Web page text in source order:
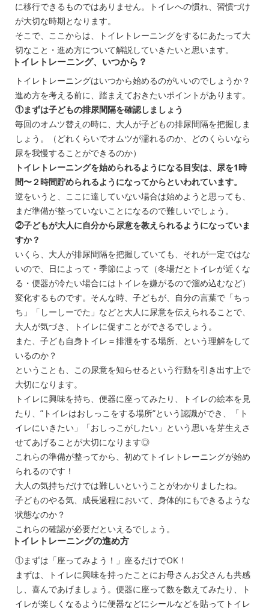
に移行できるものではありません。トイレへの慣れ、習慣づけ
が大切な時期となります。
そこで、ここからは、トイレトレーニングをするにあたって大
切なこと・進め方について解説していきたいと思います。
トイレトレーニング、いつから？
トイレトレーニングはいつから始めるのがいいのでしょうか？
進め方を考える前に、踏まえておきたいポイントがあります。
①まずは子どもの排尿間隔を確認しましょう
毎回のオムツ替えの時に、大人が子どもの排尿間隔を把握しま
しょう。（どれくらいでオムツが濡れるのか、どのくらいなら
尿を我慢することができるのか）
トイレトレーニングを始められるようになる目安は、尿を1時
間〜２時間貯められるようになってからといわれています。
逆をいうと、ここに達していない場合は始めようと思っても、
まだ準備が整っていないことになるので難しいでしょう。
②子どもが大人に自分から尿意を教えられるようになっていま
すか？
いくら、大人が排尿間隔を把握していても、それが一定ではな
いので、日によって・季節によって（冬場だとトイレが近くな
る・便器が冷たい場合にはトイレを嫌がるので溜め込むなど）
変化するものです。そんな時、子どもが、自分の言葉で「ちっ
ち」「しーしーでた」などと大人に尿意を伝えられることで、
大人が気づき、トイレに促すことができるでしょう。
また、子ども自身トイレ＝排泄をする場所、という理解をして
いるのか？
ということも、この尿意を知らせるという行動を引き出す上で
大切になります。
トイレに興味を持ち、便器に座ってみたり、トイレの絵本を見
たり、”トイレはおしっこをする場所”という認識ができ、「ト
イレにいきたい」「おしっこがしたい」という思いを芽生えさ
せてあげることが大切になります◎
これらの準備が整ってから、初めてトイレトレーニングが始め
られるのです！
大人の気持ちだけでは難しいということがわかりましたね。
子どものやる気、成長過程において、身体的にもできるような
状態なのか？
これらの確認が必要だといえるでしょう。
トイレトレーニングの進め方
①まずは「座ってみよう！」座るだけでOK！
まずは、トイレに興味を持ったことにお母さんお父さんも共感
し、喜んであげましょう。便器に座って数を数えてみたり、ト
イレが楽しくなるように便器などにシールなどを貼ってトイレ